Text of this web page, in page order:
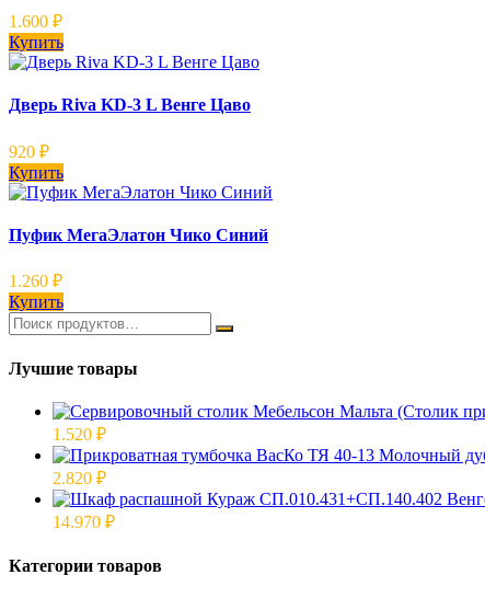
1.600 ₽
Купить
Дверь Riva KD-3 L Венге Цаво
920 ₽
Купить
Пуфик МегаЭлатон Чико Синий
1.260 ₽
Купить
Лучшие товары
1.520 ₽
2.820 ₽
14.970 ₽
Категории товаров